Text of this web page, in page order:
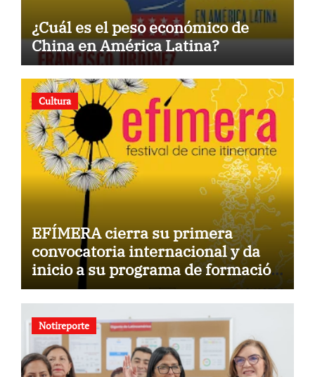
¿Cuál es el peso económico de
China en América Latina?
Cultura
EFÍMERA cierra su primera
convocatoria internacional y da
inicio a su programa de formación
para la comunidad
Notireporte